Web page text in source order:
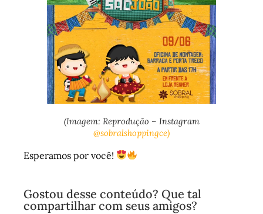
(Imagem: Reprodução – Instagram
@sobralshoppingce)
Esperamos por você!
Gostou desse conteúdo? Que tal
compartilhar com seus amigos?